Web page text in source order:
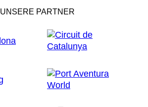
UNSERE PARTNER